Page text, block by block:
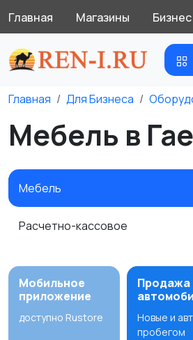
Главная Магазины
Главная Для Бизнеса
Мебель в Гае
Мебель
Расчетно-кассовое
Мобильное
приложение
доступно Rustore
Продажа
Новые и
пробегом